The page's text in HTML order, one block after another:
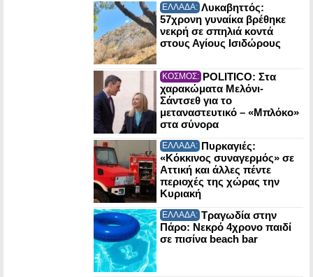
ΕΛΛΑΔΑ: Λυκαβηττός:
57χρονη γυναίκα βρέθηκε
νεκρή σε σπηλιά κοντά
στους Αγίους Ισιδώρους
ΚΟΣΜΟΣ: POLITICO: Στα
χαρακώματα Μελόνι-
Σάντσεθ για το
μεταναστευτικό – «Μπλόκο»
στα σύνορα
ΕΛΛΑΔΑ: Πυρκαγιές:
«Κόκκινος συναγερμός» σε
Αττική και άλλες πέντε
περιοχές της χώρας την
Κυριακή
ΕΛΛΑΔΑ: Τραγωδία στην
Πάρο: Νεκρό 4χρονο παιδί
σε πισίνα beach bar